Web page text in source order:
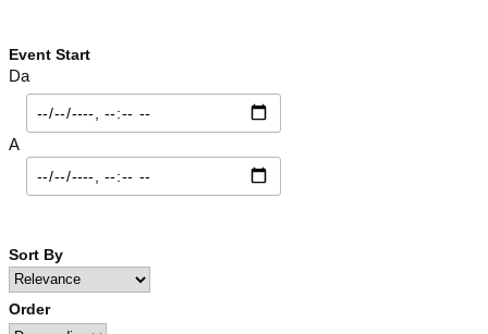
Event Start
Da
A
Sort By
Order